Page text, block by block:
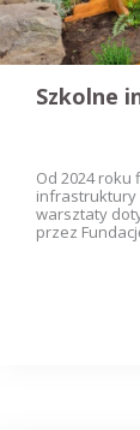
Szkolne
Od 2024
infrastruktury
warsztaty
przez